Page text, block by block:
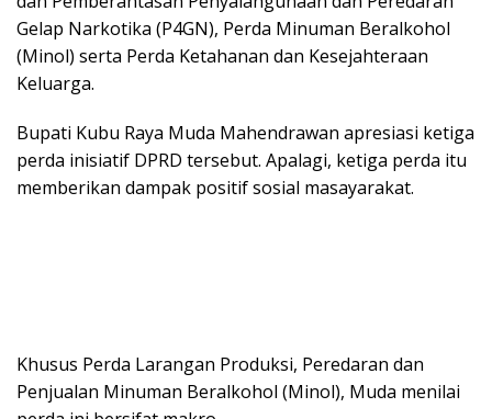
Gelap Narkotika (P4GN), Perda Minuman Beralkohol
(Minol) serta Perda Ketahanan dan Kesejahteraan
Keluarga.
Bupati Kubu Raya Muda Mahendrawan apresiasi ketiga
perda inisiatif DPRD tersebut. Apalagi, ketiga perda itu
memberikan dampak positif sosial masayarakat.
Khusus Perda Larangan Produksi, Peredaran dan
Penjualan Minuman Beralkohol (Minol), Muda menilai